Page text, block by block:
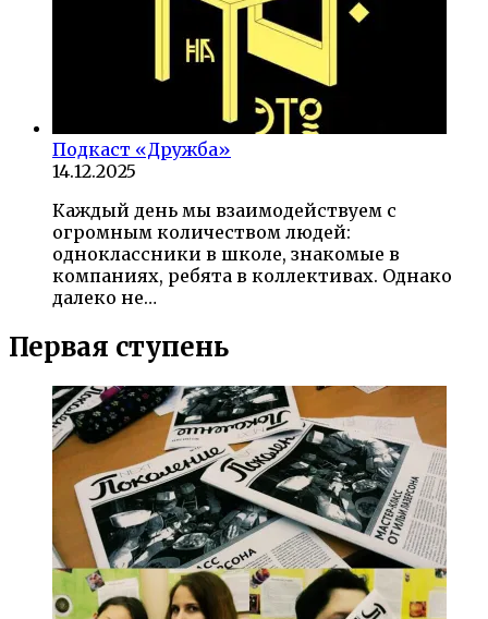
Подкаст «Дружба»
14.12.2025
Каждый день мы взаимодействуем с
огромным количеством людей:
одноклассники в школе, знакомые в
компаниях, ребята в коллективах. Однако
далеко не…
Первая ступень